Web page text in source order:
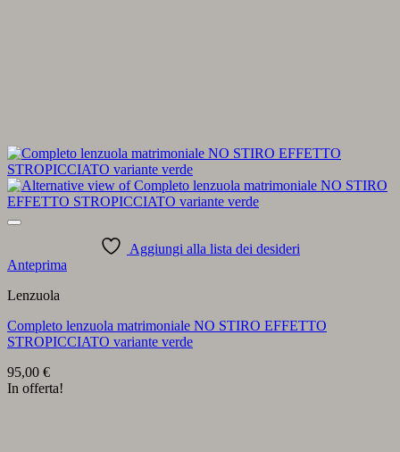
Aggiungi alla lista dei desideri
Anteprima
Lenzuola
Completo lenzuola matrimoniale NO STIRO EFFETTO
STROPICCIATO variante verde
95,00 €
In offerta!